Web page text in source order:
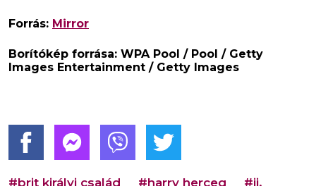
Forrás: Mirror
Borítókép forrása: WPA Pool / Pool / Getty
Images Entertainment / Getty Images
#brit királyi család #harry herceg
#ii.